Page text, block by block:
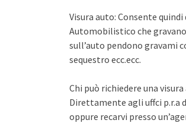
Visura auto: Consente
Automobilistico che
sull’auto pendono gravami
sequestro ecc.ecc.
Chi può richiedere una
Direttamente agli uffci p.r.a
oppure recarvi presso